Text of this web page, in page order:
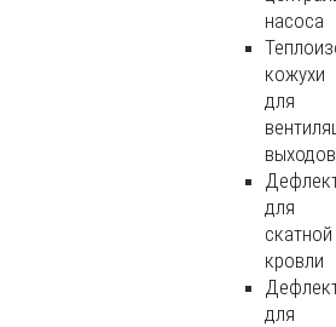
насоса
кожухи
для
выходов
для
скатной
кровли
для